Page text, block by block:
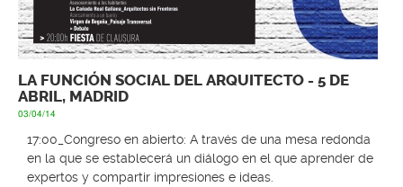
LA FUNCIÓN SOCIAL DEL ARQUITECTO - 5 DE
ABRIL, MADRID
03/04/14
17:00_Congreso en abierto: A través de una mesa redonda
en la que se establecerá un diálogo en el que aprender de
expertos y compartir impresiones e ideas.